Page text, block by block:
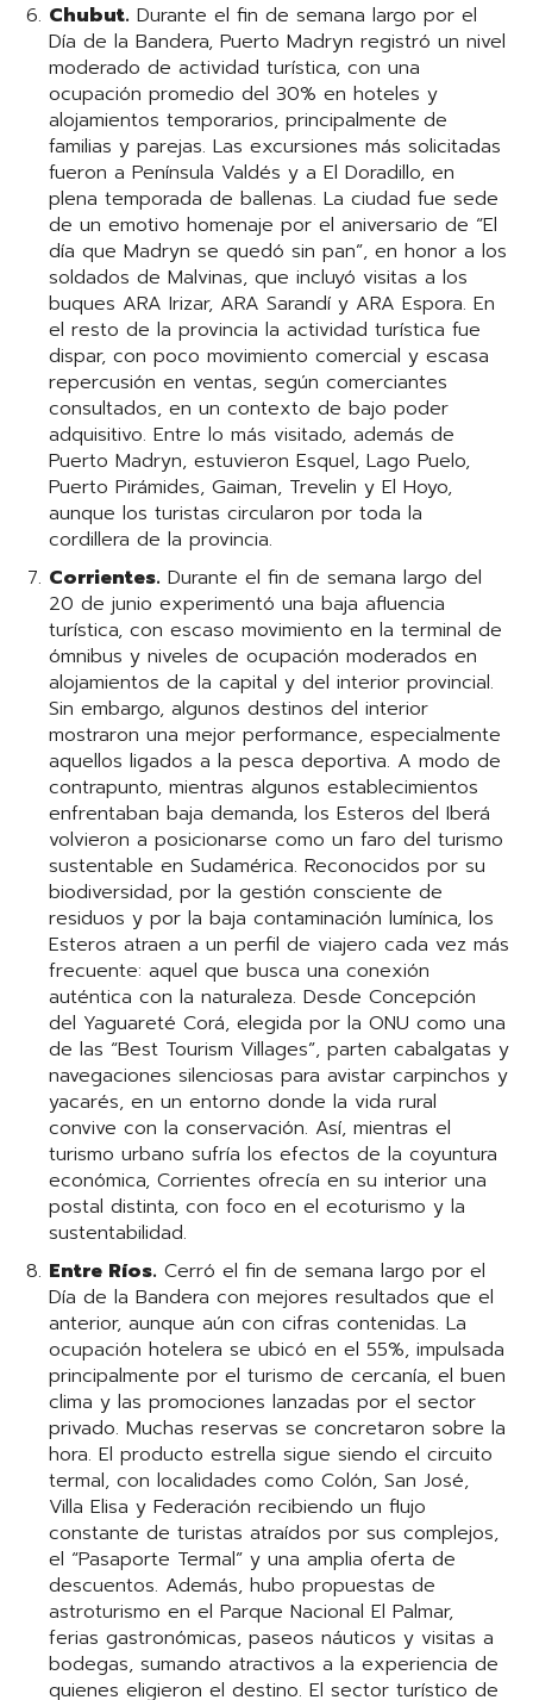
Chubut. Durante el fin de semana largo por el
Día de la Bandera, Puerto Madryn registró un nivel
moderado de actividad turística, con una
ocupación promedio del 30% en hoteles y
alojamientos temporarios, principalmente de
familias y parejas. Las excursiones más solicitadas
fueron a Península Valdés y a El Doradillo, en
plena temporada de ballenas. La ciudad fue sede
de un emotivo homenaje por el aniversario de “El
día que Madryn se quedó sin pan”, en honor a los
soldados de Malvinas, que incluyó visitas a los
buques ARA Irizar, ARA Sarandí y ARA Espora. En
el resto de la provincia la actividad turística fue
dispar, con poco movimiento comercial y escasa
repercusión en ventas, según comerciantes
consultados, en un contexto de bajo poder
adquisitivo. Entre lo más visitado, además de
Puerto Madryn, estuvieron Esquel, Lago Puelo,
Puerto Pirámides, Gaiman, Trevelin y El Hoyo,
aunque los turistas circularon por toda la
cordillera de la provincia.
Corrientes. Durante el fin de semana largo del
20 de junio experimentó una baja afluencia
turística, con escaso movimiento en la terminal de
ómnibus y niveles de ocupación moderados en
alojamientos de la capital y del interior provincial.
Sin embargo, algunos destinos del interior
mostraron una mejor performance, especialmente
aquellos ligados a la pesca deportiva. A modo de
contrapunto, mientras algunos establecimientos
enfrentaban baja demanda, los Esteros del Iberá
volvieron a posicionarse como un faro del turismo
sustentable en Sudamérica. Reconocidos por su
biodiversidad, por la gestión consciente de
residuos y por la baja contaminación lumínica, los
Esteros atraen a un perfil de viajero cada vez más
frecuente: aquel que busca una conexión
auténtica con la naturaleza. Desde Concepción
del Yaguareté Corá, elegida por la ONU como una
de las “Best Tourism Villages”, parten cabalgatas y
navegaciones silenciosas para avistar carpinchos y
yacarés, en un entorno donde la vida rural
convive con la conservación. Así, mientras el
turismo urbano sufría los efectos de la coyuntura
económica, Corrientes ofrecía en su interior una
postal distinta, con foco en el ecoturismo y la
sustentabilidad.
Entre Ríos. Cerró el fin de semana largo por el
Día de la Bandera con mejores resultados que el
anterior, aunque aún con cifras contenidas. La
ocupación hotelera se ubicó en el 55%, impulsada
principalmente por el turismo de cercanía, el buen
clima y las promociones lanzadas por el sector
privado. Muchas reservas se concretaron sobre la
hora. El producto estrella sigue siendo el circuito
termal, con localidades como Colón, San José,
Villa Elisa y Federación recibiendo un flujo
constante de turistas atraídos por sus complejos,
el “Pasaporte Termal” y una amplia oferta de
descuentos. Además, hubo propuestas de
astroturismo en el Parque Nacional El Palmar,
ferias gastronómicas, paseos náuticos y visitas a
bodegas, sumando atractivos a la experiencia de
quienes eligieron el destino. El sector turístico de